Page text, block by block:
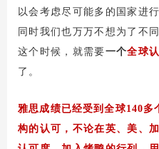
以会考虑尽可能多的国家进
同时我们也万万不想为了不
这个时候，就需要一个全球
了。
雅思成绩已经受到全球140多
构的认可，不论在英、美、